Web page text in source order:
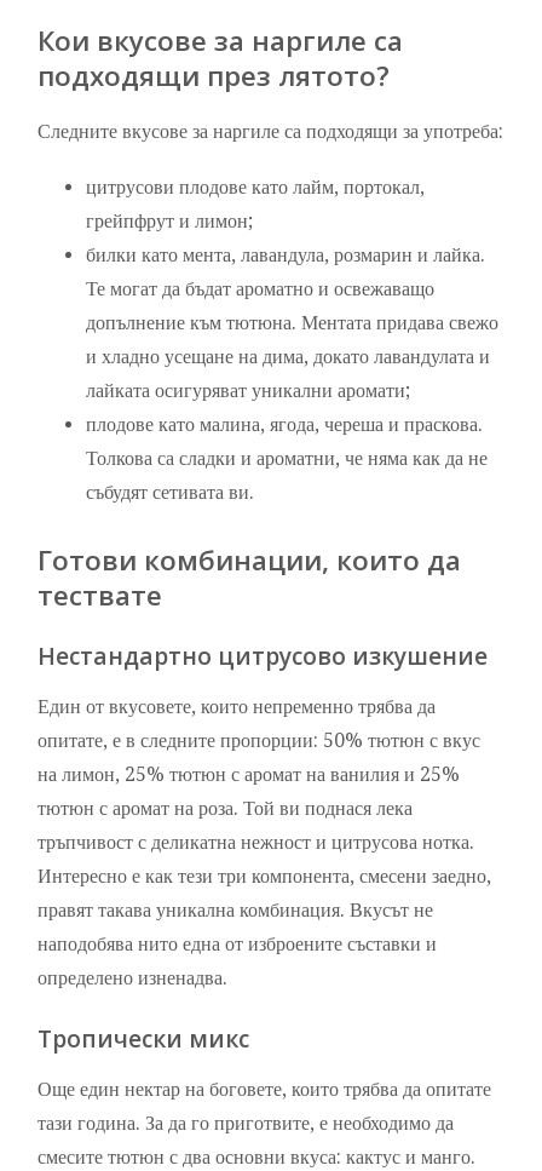
Кои вкусове за наргиле са
подходящи през лятото?
Следните вкусове за наргиле са подходящи за употреба:
цитрусови плодове като лайм, портокал,
грейпфрут и лимон;
билки като мента, лавандула, розмарин и лайка.
Те могат да бъдат ароматно и освежаващо
допълнение към тютюна. Ментата придава свежо
и хладно усещане на дима, докато лавандулата и
лайката осигуряват уникални аромати;
плодове като малина, ягода, череша и праскова.
Толкова са сладки и ароматни, че няма как да не
събудят сетивата ви.
Готови комбинации, които да
тествате
Нестандартно цитрусово изкушение
Един от вкусовете, които непременно трябва да
опитате, е в следните пропорции: 50% тютюн с вкус
на лимон, 25% тютюн с аромат на ванилия и 25%
тютюн с аромат на роза. Той ви поднася лека
тръпчивост с деликатна нежност и цитрусова нотка.
Интересно е как тези три компонента, смесени заедно,
правят такава уникална комбинация. Вкусът не
наподобява нито една от изброените съставки и
определено изненадва.
Тропически микс
Още един нектар на боговете, които трябва да опитате
тази година. За да го приготвите, е необходимо да
смесите тютюн с два основни вкуса: кактус и манго.